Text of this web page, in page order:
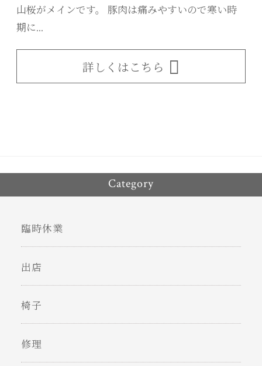
山桜がメインです。 豚肉は痛みやすいので寒い時
期に...
詳しくはこちら
Category
臨時休業
出店
椅子
修理